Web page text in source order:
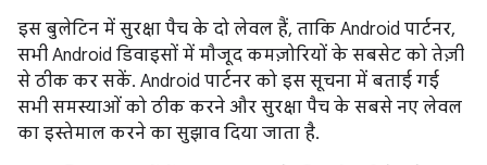
इस बुलेटिन में सुरक्षा पैच के दो लेवल हैं, ताकि Android पार्टनर,
सभी Android डिवाइसों में मौजूद कमज़ोरियों के सबसेट को तेज़ी
से ठीक कर सकें. Android पार्टनर को इस सूचना में बताई गई
सभी समस्याओं को ठीक करने और सुरक्षा पैच के सबसे नए लेवल
का इस्तेमाल करने का सुझाव दिया जाता है.